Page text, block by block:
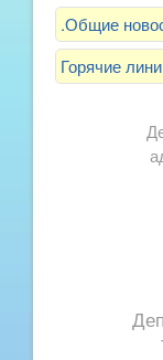
.Общие
Горячие